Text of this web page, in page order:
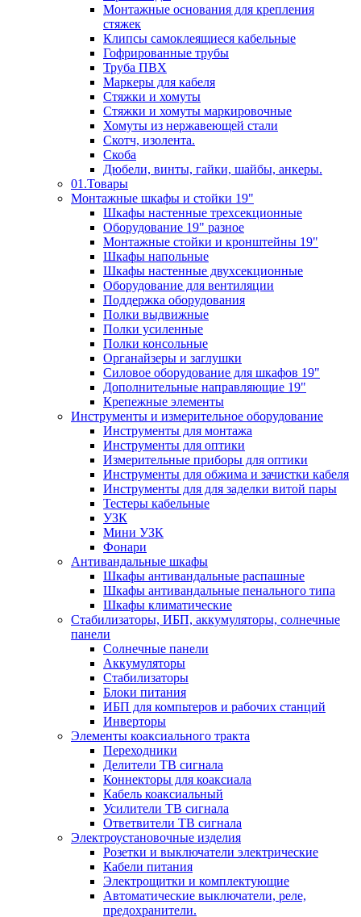
Монтажные основания для крепления
стяжек
Клипсы самоклеящиеся кабельные
Гофрированные трубы
Труба ПВХ
Маркеры для кабеля
Стяжки и хомуты
Стяжки и хомуты маркировочные
Хомуты из нержавеющей стали
Скотч, изолента.
Скоба
Дюбели, винты, гайки, шайбы, анкеры.
01.Товары
Монтажные шкафы и стойки 19"
Шкафы настенные трехсекционные
Оборудование 19" разное
Монтажные стойки и кронштейны 19"
Шкафы напольные
Шкафы настенные двухсекционные
Оборудование для вентиляции
Поддержка оборудования
Полки выдвижные
Полки усиленные
Полки консольные
Органайзеры и заглушки
Силовое оборудование для шкафов 19"
Дополнительные направляющие 19"
Крепежные элементы
Инструменты и измерительное оборудование
Инструменты для монтажа
Инструменты для оптики
Измерительные приборы для оптики
Инструменты для обжима и зачистки кабеля
Инструменты для для заделки витой пары
Тестеры кабельные
УЗК
Мини УЗК
Фонари
Антивандальные шкафы
Шкафы антивандальные распашные
Шкафы антивандальные пенального типа
Шкафы климатические
Стабилизаторы, ИБП, аккумуляторы, солнечные
панели
Солнечные панели
Аккумуляторы
Стабилизаторы
Блоки питания
ИБП для компьтеров и рабочих станций
Инверторы
Элементы коаксиального тракта
Переходники
Делители ТВ сигнала
Коннекторы для коаксиала
Кабель коаксиальный
Усилители ТВ сигнала
Ответвители ТВ сигнала
Электроустановочные изделия
Розетки и выключатели электрические
Кабели питания
Электрощитки и комплектующие
Автоматические выключатели, реле,
предохранители.